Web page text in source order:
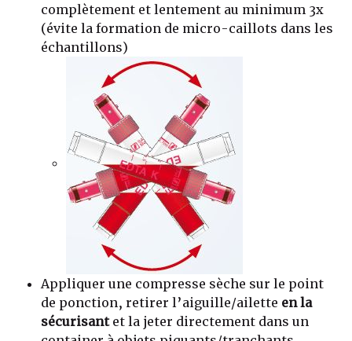
complètement et lentement au minimum 3x
(évite la formation de micro-caillots dans les
échantillons)
Appliquer une compresse sèche sur le point
de ponction, retirer l’aiguille/ailette en la
sécurisantet la jeter directement dans un